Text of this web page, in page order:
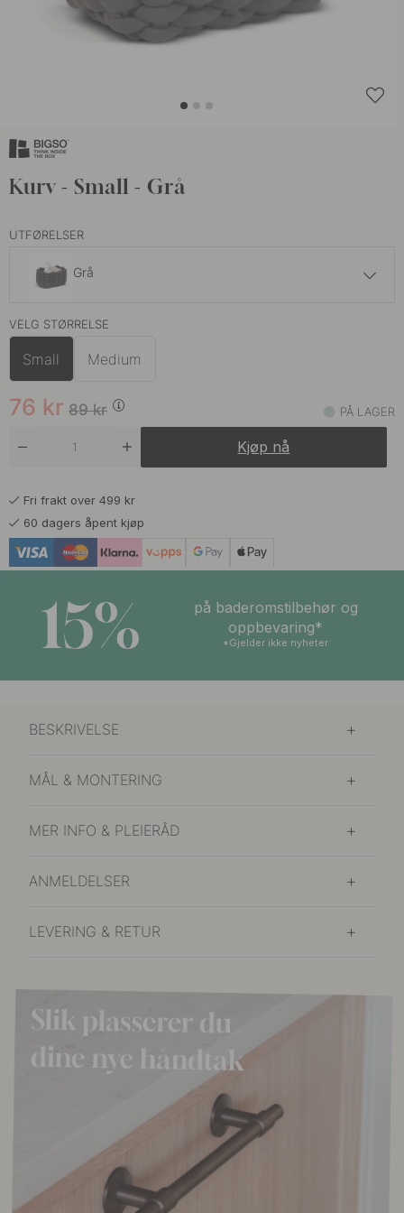
Kurv - Small - Grå
UTFØRELSER
Grå
Off-white
VELG STØRRELSE
Small Medium
89kr
76 kr PÅ LAGER
Kjøp nå
Fri frakt over 499 kr
60 dagers åpent kjøp
15%
på baderomstilbehør og
oppbevaring*
*Gjelder ikke nyheter
BESKRIVELSE
MÅL & MONTERING
MER INFO & PLEIERÅD
ANMELDELSER
LEVERING & RETUR